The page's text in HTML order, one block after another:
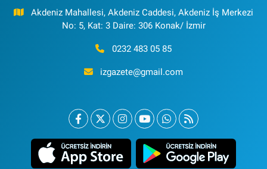
Akdeniz Mahallesi, Akdeniz Caddesi, Akdeniz İş Merkezi
No: 5, Kat: 3 Daire: 306 Konak/ İzmir
0232 483 05 85
izgazete@gmail.com